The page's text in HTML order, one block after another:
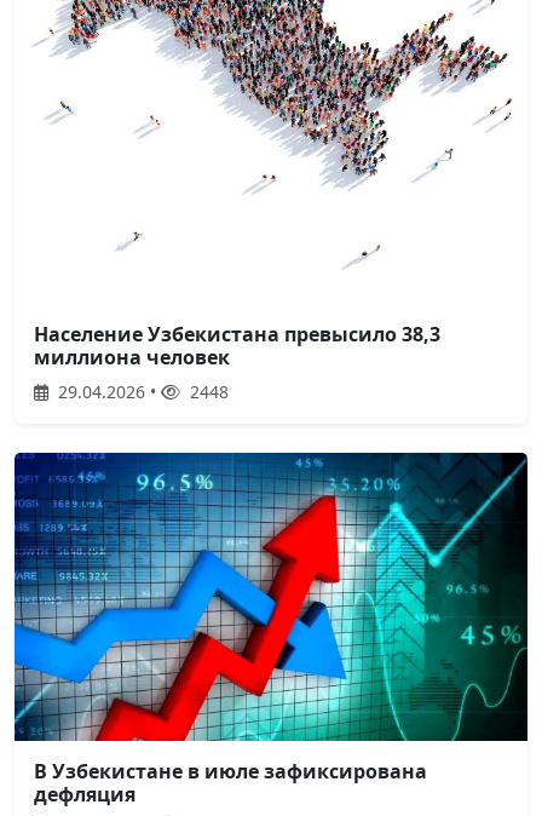
Население Узбекистана превысило 38,3
миллиона человек
29.04.2026 • 2448
В Узбекистане в июле зафиксирована
дефляция